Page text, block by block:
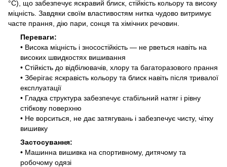
°C), що забезпечує яскравий блиск, стійкість кольору та високу
міцність. Завдяки своїм властивостям нитка чудово витримує
часте прання, дію пари, сонця та хімічних речовин.
Переваги:
• Висока міцність і зносостійкість — не рветься навіть на
високих швидкостях вишивання
• Стійкість до відбілювачів, хлору та багаторазового прання
• Зберігає яскравість кольору та блиск навіть після тривалої
експлуатації
• Гладка структура забезпечує стабільний натяг і рівну
стібкову поверхню
• Не ворситься, не дає затягувань і забезпечує чисту, чітку
вишивку
Застосування:
• Машинна вишивка на спортивному, дитячому та
робочому одязі